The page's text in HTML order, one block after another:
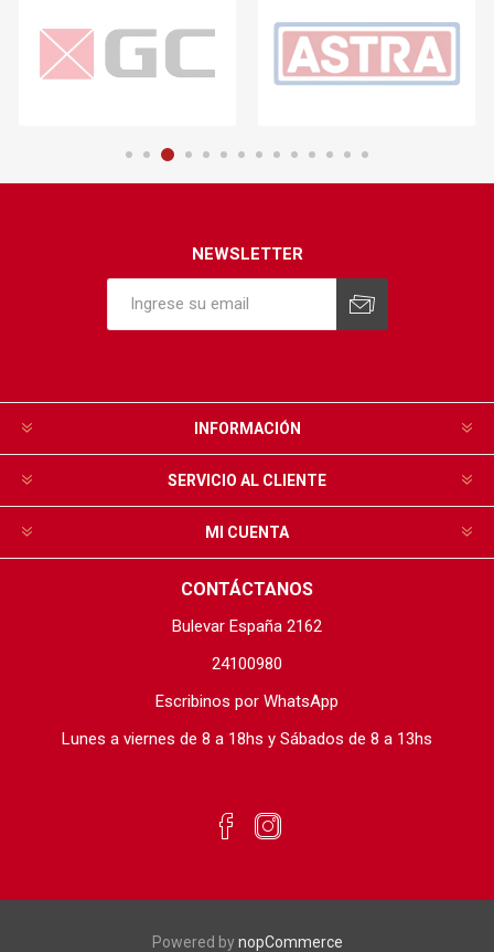
NEWSLETTER
INFORMACIÓN
SERVICIO AL CLIENTE
MI CUENTA
CONTÁCTANOS
Bulevar España 2162
24100980
Escribinos por WhatsApp
Lunes a viernes de 8 a 18hs y Sábados de 8 a 13hs
Powered bynopCommerce